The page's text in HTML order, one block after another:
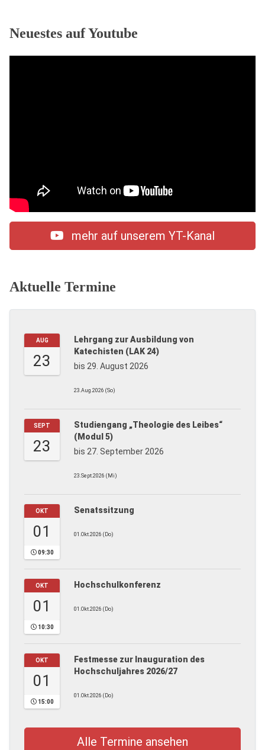
Neuestes auf Youtube
mehr auf unserem YT-Kanal
Aktuelle Termine
AUG
23
Lehrgang zur Ausbildung von
Katechisten (LAK 24)
bis 29. August 2026
23.Aug.2026 (So)
SEPT
23
Studiengang „Theologie des Leibes“
(Modul 5)
bis 27. September 2026
23.Sept.2026 (Mi)
OKT
01
09:30
Senatssitzung
01.Okt.2026 (Do)
OKT
01
10:30
Hochschulkonferenz
01.Okt.2026 (Do)
OKT
01
15:00
Festmesse zur Inauguration des
Hochschuljahres 2026/27
01.Okt.2026 (Do)
Alle Termine ansehen